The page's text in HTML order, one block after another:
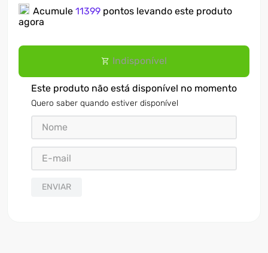
Acumule 11399 pontos levando este produto
agora
Indisponível
Este produto não está disponível no momento
Quero saber quando estiver disponível
ENVIAR
7º
10º climatizador